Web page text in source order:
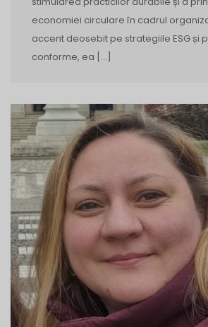
economiei circulare în cadrul
accent deosebit pe strategiile ESG și
conforme, ea […]